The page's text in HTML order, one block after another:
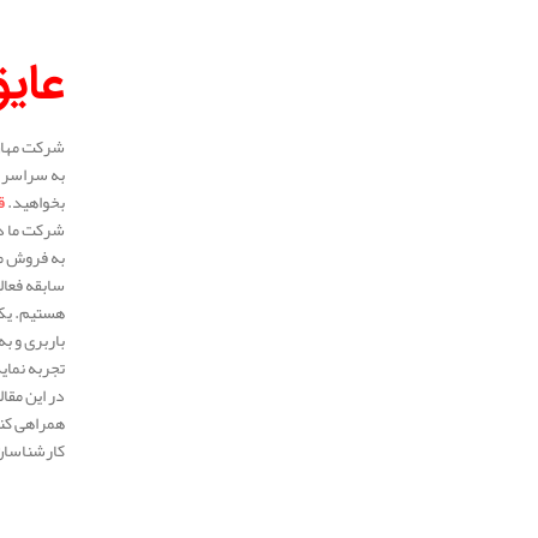
شرکت
به سراسر
بخواهید.
شرکت ما
به فروش
هستیم.
باربری
تجربه
در این
همراهی